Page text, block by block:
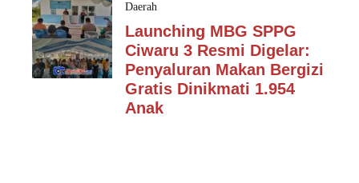
Daerah
Launching MBG SPPG
Ciwaru 3 Resmi Digelar:
Penyaluran Makan Bergizi
Gratis Dinikmati 1.954
Anak